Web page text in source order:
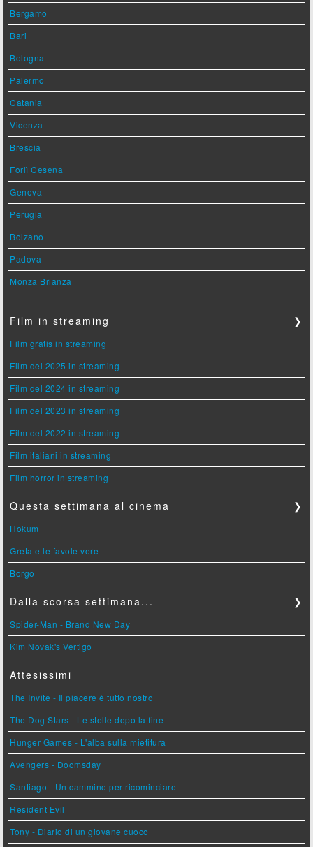
Bergamo
Bari
Bologna
Palermo
Catania
Vicenza
Brescia
Forlì Cesena
Genova
Perugia
Bolzano
Padova
Monza Brianza
Film in streaming ❯
Film gratis in streaming
Film del 2025 in streaming
Film del 2024 in streaming
Film del 2023 in streaming
Film del 2022 in streaming
Film italiani in streaming
Film horror in streaming
Questa settimana al cinema ❯
Hokum
Greta e le favole vere
Borgo
Dalla scorsa settimana... ❯
Spider-Man - Brand New Day
Kim Novak's Vertigo
Attesissimi
The Invite - Il piacere è tutto nostro
The Dog Stars - Le stelle dopo la fine
Hunger Games - L'alba sulla mietitura
Avengers - Doomsday
Santiago - Un cammino per ricominciare
Resident Evil
Tony - Diario di un giovane cuoco